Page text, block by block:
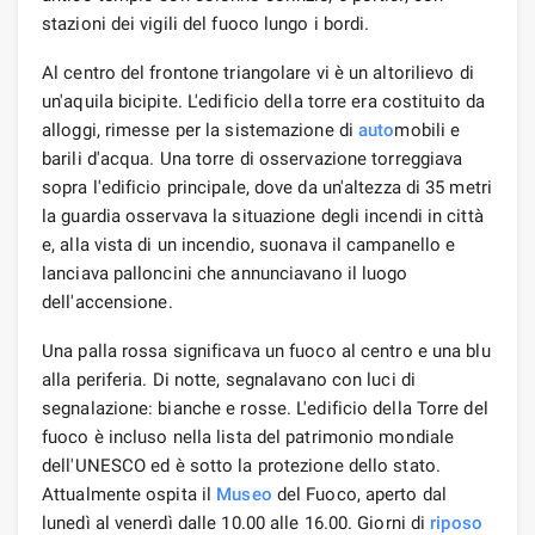
stazioni dei vigili del fuoco lungo i bordi.
Al centro del frontone triangolare vi è un altorilievo di
un'aquila bicipite. L'edificio della torre era costituito da
alloggi, rimesse per la sistemazione diautomobili e
barili d'acqua. Una torre di osservazione torreggiava
sopra l'edificio principale, dove da un'altezza di 35 metri
la guardia osservava la situazione degli incendi in città
e, alla vista di un incendio, suonava il campanello e
lanciava palloncini che annunciavano il luogo
dell'accensione.
Una palla rossa significava un fuoco al centro e una blu
alla periferia. Di notte, segnalavano con luci di
segnalazione: bianche e rosse. L'edificio della Torre del
fuoco è incluso nella lista del patrimonio mondiale
dell'UNESCO ed è sotto la protezione dello stato.
Attualmente ospita il Museo del Fuoco, aperto dal
lunedì al venerdì dalle 10.00 alle 16.00. Giorni di riposo